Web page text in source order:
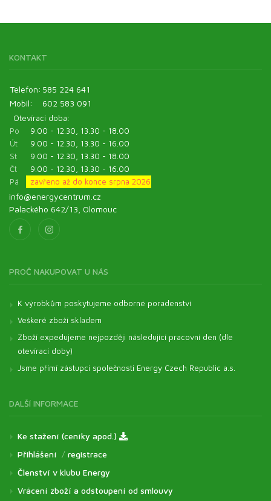
KONTAKT
Telefon: 585 224 641
Mobil:
602 583 091
Otevírací doba:
Po
9.00 - 12.30, 13.30 - 18.00
Út
9.00 - 12.30, 13.30 - 16.00
St
9.00 - 12.30, 13.30 - 18.00
Čt
9.00 - 12.30, 13.30 - 16.00
Pá
zavřeno až do konce srpna 2026
info@energycentrum.cz
Palackého 642/13, Olomouc
PROČ NAKUPOVAT U NÁS
K výrobkům poskytujeme odborné poradenství
Veškeré zboží skladem
Zboží expedujeme nejpozději následující pracovní den (dle
otevírací doby)
Jsme přímí zástupci společnosti Energy Czech Republic a.s.
DALŠÍ INFORMACE
Ke stažení (ceníky apod.)
Přihlášení / registrace
Členství v klubu Energy
Vrácení zboží a odstoupení od smlouvy